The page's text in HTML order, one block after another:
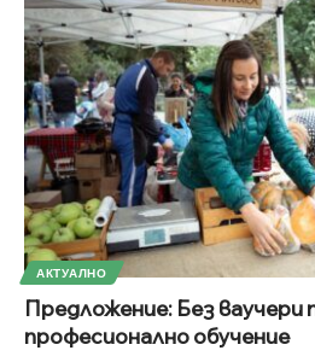
АКТУАЛНО
Предложение: Без ваучери
професионално обучение